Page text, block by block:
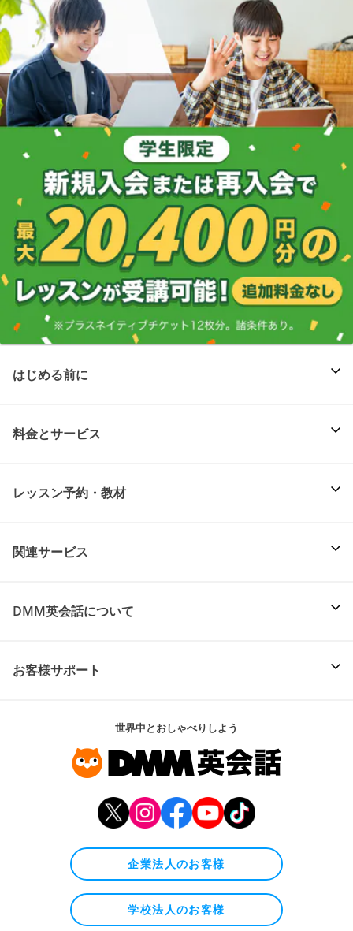
はじめる前に
料金とサービス
レッスン予約・教材
関連サービス
DMM英会話について
お客様サポート
世界中とおしゃべりしよう
企業法人のお客様
学校法人のお客様